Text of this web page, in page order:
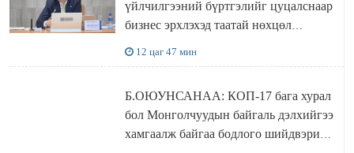
үйлчилгээний бүртгэлийг цуцалснаар
бизнес эрхлэхэд таатай нөхцөл
12 цаг 47 мин
Б.ОЮУНСАНАА: КОП-17 бага хурал
бол Монголчуудын байгаль дэлхийгээ
хамгаалж байгаа бодлого шийдвэрийг